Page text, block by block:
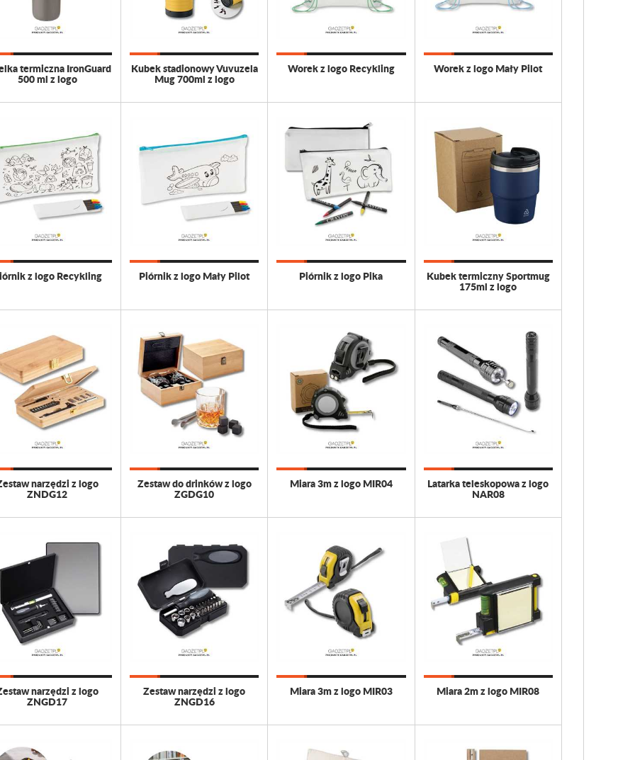
termiczna IronGuard
500 ml z logo
Kubek stadionowy Vuvuzela
Mug 700ml z logo
Worek z logo Recykling Worek z logo Mały Pilot
z logo Recykling Piórnik z logo Mały Pilot Piórnik z logo Pika Kubek termiczny Sportmug
175ml z logo
narzędzi z logo
ZNDG12
Zestaw do drinków z logo
ZGDG10
Miara 3m z logo MIR04 Latarka teleskopowa z logo
NAR08
narzędzi z logo
ZNGD17
Zestaw narzędzi z logo
ZNGD16
Miara 3m z logo MIR03 Miara 2m z logo MIR08